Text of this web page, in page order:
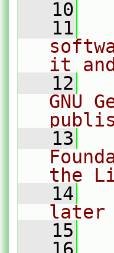
   10
   11
it
   12
GNU
   13
the
   14
later
   15